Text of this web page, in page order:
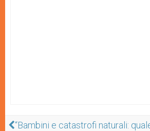
“Bambini e catastrofi naturali: